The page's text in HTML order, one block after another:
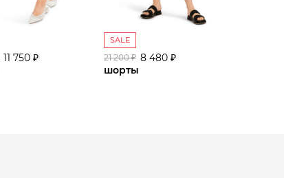
11 750 ₽
SALE
21 200 ₽ 8 480 ₽
шорты